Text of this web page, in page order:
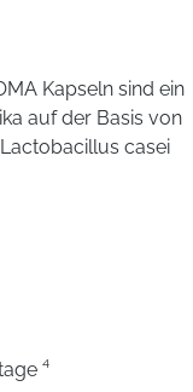
Kapseln sind ein
auf der Basis von
casei
⁴